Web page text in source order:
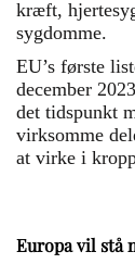
kræft,
sygdomme.
EU’s første
december
det tidspunkt
virksomme
at virke i
Europa vil stå